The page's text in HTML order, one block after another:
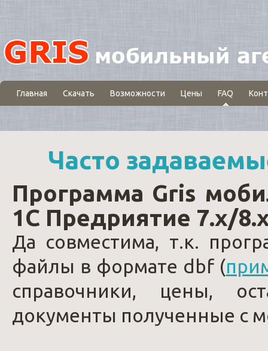
Главная Скачать Возможности Цены FAQ
Часто
Программа Gris
1С Предриятие 7.х/
Да совместима, т.к.
файлы в формате dbf (
справочники, цены,
документы полученные с